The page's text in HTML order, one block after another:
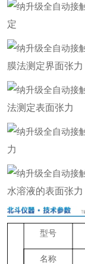
定
膜法测定界面张力
法测定表面张力
力
水溶液的表面张力
型号
名称